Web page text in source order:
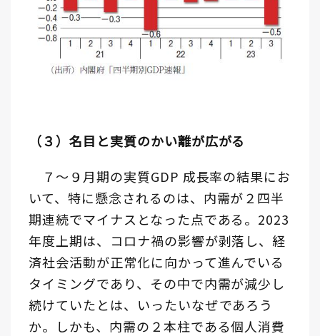
（３）名目と実質のかい離が広がる
７～９月期の実質GDP 成長率の結果にお
いて、特に懸念されるのは、内需が２四半
期連続でマイナスとなった点である。2023
年度上期は、コロナ禍の影響が剥落し、経
済社会活動が正常化に向かって進んでいる
タイミングであり、その中で内需が減少し
続けていたとは、いったいなぜであろう
か。しかも、内需の２本柱である個人消費